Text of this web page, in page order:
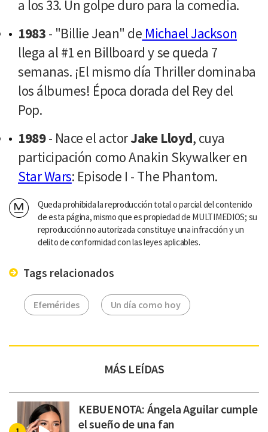
a los 33. Un golpe duro para la comedia.
1983 - "Billie Jean" de Michael Jackson
llega al #1 en Billboard y se queda 7
semanas. ¡El mismo día Thriller dominaba
los álbumes! Época dorada del Rey del
Pop.
1989- Nace el actorJake Lloyd, cuya
participación como Anakin Skywalker en
Star Wars: Episode I - The Phantom.
Queda prohibida la reproducción total o parcial del contenido
de esta página, mismo que es propiedad de MULTIMEDIOS; su
reproducción no autorizada constituye una infracción y un
delito de conformidad con las leyes aplicables.
Tags relacionados
Efemérides Un día como hoy
MÁS LEÍDAS
KEBUENOTA: Ángela Aguilar cumple
el sueño de una fan